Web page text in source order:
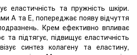
еластичність та пружність шкіри.
А та Е, попереджає появу відчуття
Крем ефективно впливає
та підтягує, підвищує еластичність
синтез колагену та еластину,